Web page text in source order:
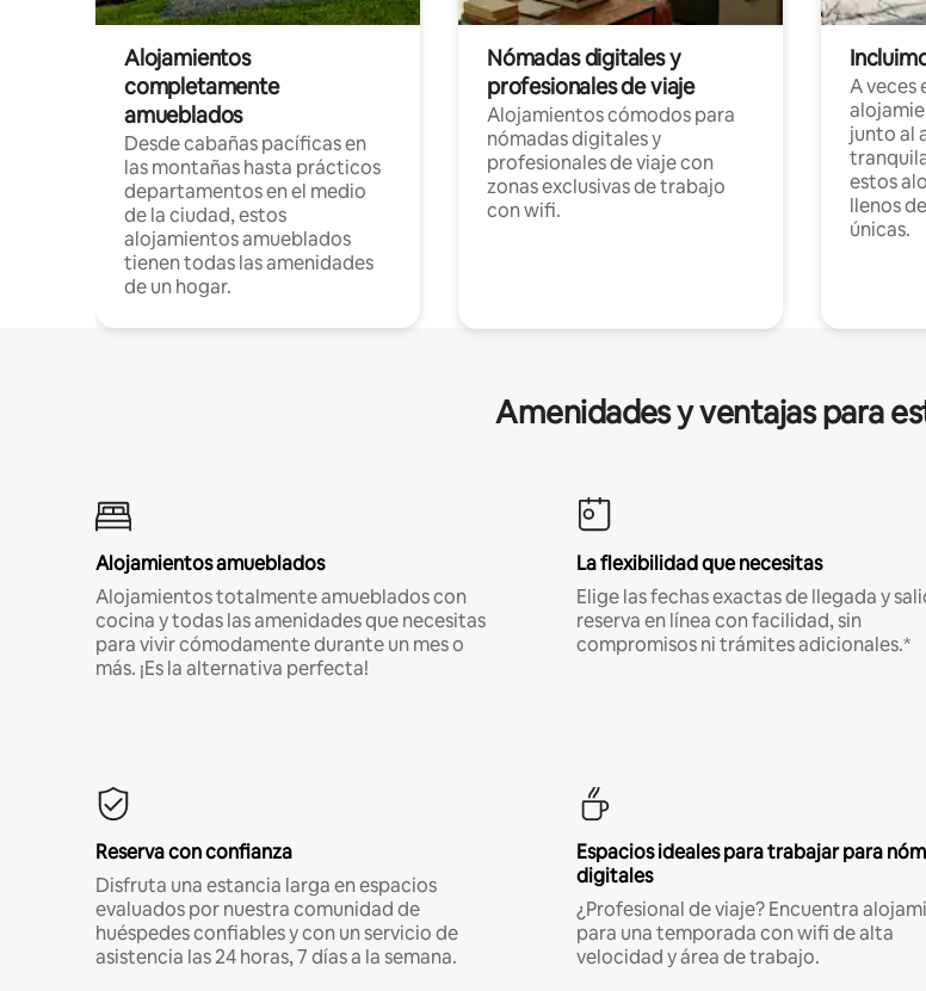
Alojamientos
completamente
amueblados
Desde cabañas pacíficas en
las montañas hasta prácticos
departamentos en el medio
de la ciudad, estos
alojamientos amueblados
tienen todas las amenidades
de un hogar.
Nómadas digitales y
profesionales de viaje
Alojamientos cómodos para
nómadas digitales y
profesionales de viaje con
zonas exclusivas de trabajo
con wifi.
A veces
junto al
estos
llenos
únicas.
Amenidades y ventajas para
Alojamientos amueblados
Alojamientos totalmente amueblados con
cocina y todas las amenidades que necesitas
para vivir cómodamente durante un mes o
más. ¡Es la alternativa perfecta!
La flexibilidad que necesitas
Elige las fechas exactas de llegada y
reserva en línea con facilidad, sin
compromisos ni trámites adicionales.*
Reserva con confianza
Disfruta una estancia larga en espacios
evaluados por nuestra comunidad de
huéspedes confiables y con un servicio de
asistencia las 24 horas, 7 días a la semana.
Espacios ideales para trabajar para
digitales
¿Profesional de viaje? Encuentra
para una temporada con wifi de alta
velocidad y área de trabajo.